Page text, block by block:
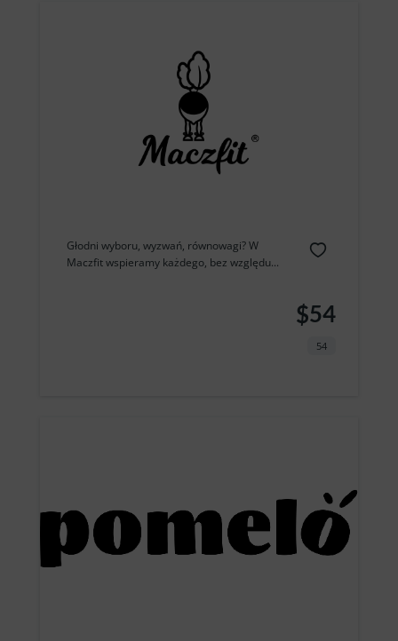
Głodni wyboru, wyzwań, równowagi? W
Maczfit wspieramy każdego, bez względu...
$54
54